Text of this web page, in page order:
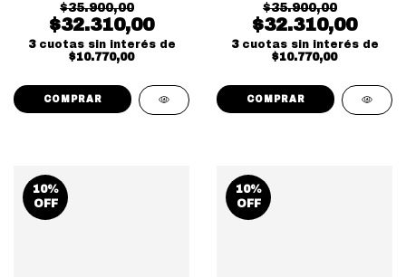
$35.900,00
$32.310,00
3 cuotas sin interés de
$10.770,00
$35.900,00
$32.310,00
3 cuotas sin interés de
$10.770,00
10%
OFF
10%
OFF